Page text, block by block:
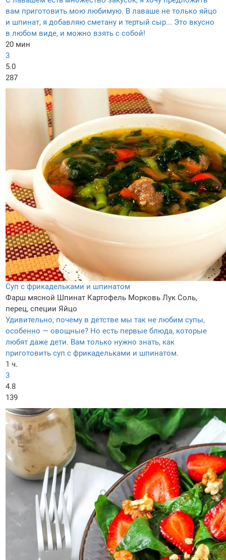
вам приготовить мою любимую. В лаваше не только яйцо
и шпинат, я добавляю сметану и тертый сыр... Это вкусно
в любом виде, и можно взять с собой!
20 мин
3
5.0
287
Суп с фрикадельками и шпинатом
Фарш мясной Шпинат Картофель Морковь Лук Соль,
перец, специи Яйцо
Удивительно, почему в детстве мы так не любим супы,
особенно — овощные? Но есть первые блюда, которые
любят даже дети. Вам только нужно знать, как
приготовить суп с фрикадельками и шпинатом.
1 ч.
3
4.8
139